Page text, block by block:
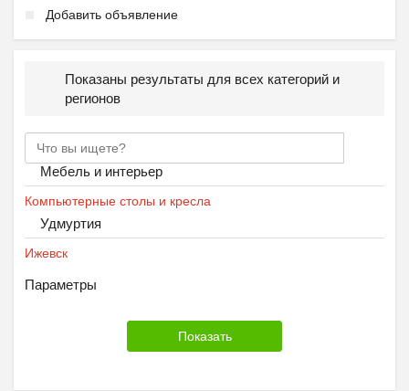
Добавить объявление
Показаны результаты для всех категорий и
регионов
Мебель и интерьер
Компьютерные столы и кресла
Удмуртия
Ижевск
Параметры